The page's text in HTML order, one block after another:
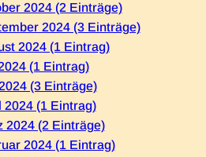
2024 (2 Einträge)
2024 (3 Einträge)
2024 (1 Eintrag)
(1 Eintrag)
(3 Einträge)
2024 (1 Eintrag)
2024 (2 Einträge)
2024 (1 Eintrag)